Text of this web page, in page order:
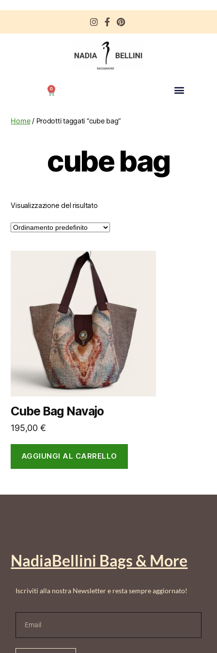
0
Home/ Prodotti taggati “cube bag”
cube bag
Visualizzazione del risultato
Cube Bag Navajo
195,00 €
AGGIUNGI AL CARRELLO
NadiaBellini Bags & More
Iscriviti alla nostra Newsletter e resta sempre aggiornato!